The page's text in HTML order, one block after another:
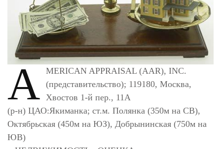
A MERICAN APPRAISAL (AAR), INC.
(представительство); 119180, Москва,
Хвостов 1-й пер., 11А
(р-н) ЦАО:Якиманка; ст.м. Полянка (350м на СВ),
Октябрьская (450м на ЮЗ), Добрынинская (750м на
ЮВ)